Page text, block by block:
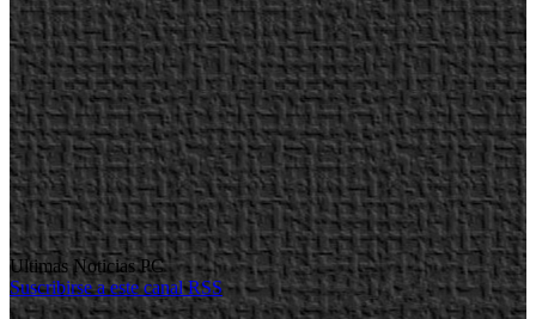
Ultimas Noticias PC
Suscribirse a este canal RSS